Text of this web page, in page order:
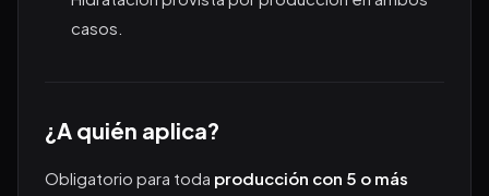
casos.
¿A quién aplica?
Obligatorio para toda producción con 5 o más